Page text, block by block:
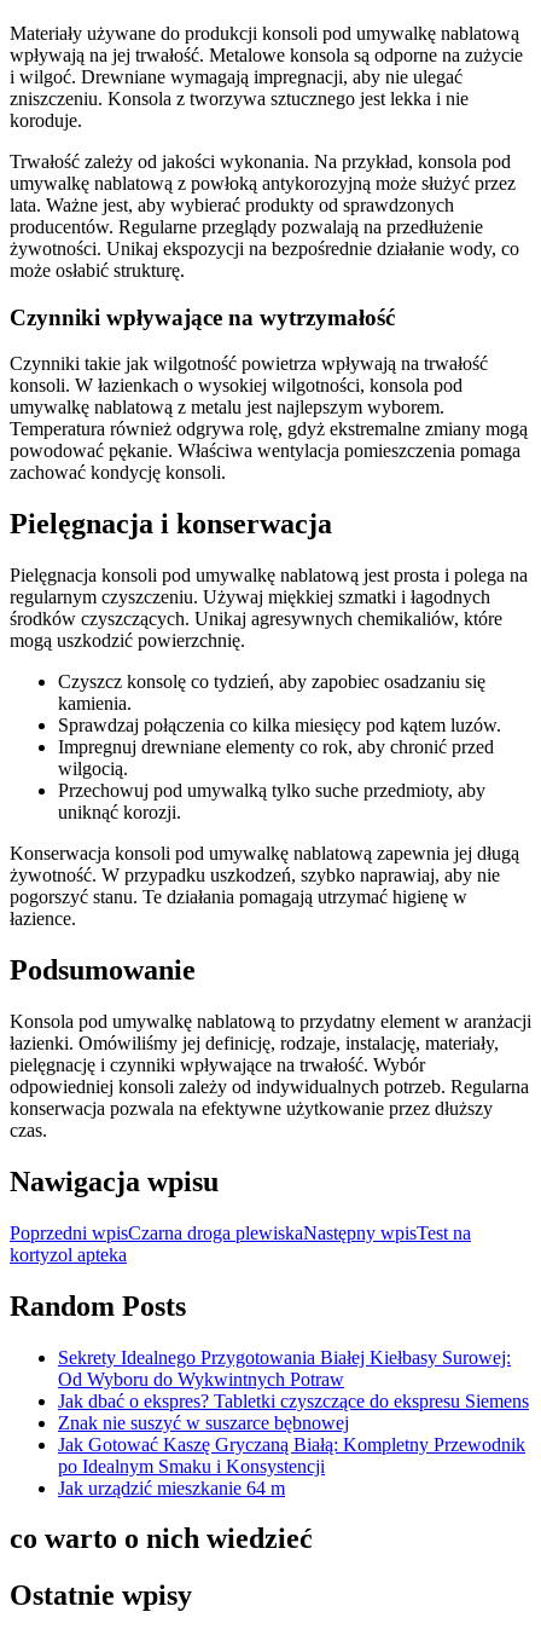
Materiały używane do produkcji konsoli pod umywalkę nablatową
wpływają na jej trwałość. Metalowe konsola są odporne na zużycie
i wilgoć. Drewniane wymagają impregnacji, aby nie ulegać
zniszczeniu. Konsola z tworzywa sztucznego jest lekka i nie
koroduje.
Trwałość zależy od jakości wykonania. Na przykład, konsola pod
umywalkę nablatową z powłoką antykorozyjną może służyć przez
lata. Ważne jest, aby wybierać produkty od sprawdzonych
producentów. Regularne przeglądy pozwalają na przedłużenie
żywotności. Unikaj ekspozycji na bezpośrednie działanie wody, co
może osłabić strukturę.
Czynniki wpływające na wytrzymałość
Czynniki takie jak wilgotność powietrza wpływają na trwałość
konsoli. W łazienkach o wysokiej wilgotności, konsola pod
umywalkę nablatową z metalu jest najlepszym wyborem.
Temperatura również odgrywa rolę, gdyż ekstremalne zmiany mogą
powodować pękanie. Właściwa wentylacja pomieszczenia pomaga
zachować kondycję konsoli.
Pielęgnacja i konserwacja
Pielęgnacja konsoli pod umywalkę nablatową jest prosta i polega na
regularnym czyszczeniu. Używaj miękkiej szmatki i łagodnych
środków czyszczących. Unikaj agresywnych chemikaliów, które
mogą uszkodzić powierzchnię.
Czyszcz konsolę co tydzień, aby zapobiec osadzaniu się
kamienia.
Sprawdzaj połączenia co kilka miesięcy pod kątem luzów.
Impregnuj drewniane elementy co rok, aby chronić przed
wilgocią.
Przechowuj pod umywalką tylko suche przedmioty, aby
uniknąć korozji.
Konserwacja konsoli pod umywalkę nablatową zapewnia jej długą
żywotność. W przypadku uszkodzeń, szybko naprawiaj, aby nie
pogorszyć stanu. Te działania pomagają utrzymać higienę w
łazience.
Podsumowanie
Konsola pod umywalkę nablatową to przydatny element w aranżacji
łazienki. Omówiliśmy jej definicję, rodzaje, instalację, materiały,
pielęgnację i czynniki wpływające na trwałość. Wybór
odpowiedniej konsoli zależy od indywidualnych potrzeb. Regularna
konserwacja pozwala na efektywne użytkowanie przez dłuższy
czas.
Nawigacja wpisu
Poprzedni wpisCzarna droga plewiskaNastępny wpisTest na
kortyzol apteka
Random Posts
Sekrety Idealnego Przygotowania Białej Kiełbasy Surowej:
Od Wyboru do Wykwintnych Potraw
Jak dbać o ekspres? Tabletki czyszczące do ekspresu Siemens
Znak nie suszyć w suszarce bębnowej
Jak Gotować Kaszę Gryczaną Białą: Kompletny Przewodnik
po Idealnym Smaku i Konsystencji
Jak urządzić mieszkanie 64 m
co warto o nich wiedzieć
Ostatnie wpisy